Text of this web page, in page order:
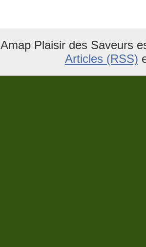
Amap Plaisir des Saveurs
Articles (RSS)